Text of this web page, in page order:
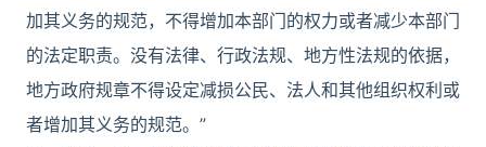
加其义务的规范，不得增加本部门的权力或者减少本部门
的法定职责。没有法律、行政法规、地方性法规的依据，
地方政府规章不得设定减损公民、法人和其他组织权利或
者增加其义务的规范。”